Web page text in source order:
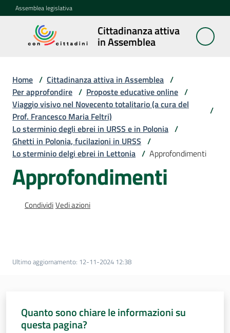
Vai al contenuto
Vai alla navigazione
Vai al footer
Assemblea legislativa
Cittadinanza attiva
in Assemblea
Cittadinanza
attiva in
Concittadini
Porte
aperte
in
Assemblea
itineranti
memoria
Seguici
Home / Cittadinanza attiva in Assemblea /
Per approfondire / Proposte educative online /
Viaggio visivo nel Novecento totalitario (a cura del
Prof. Francesco Maria Feltri)
/
Lo sterminio degli ebrei in URSS e in Polonia /
Ghetti in Polonia, fucilazioni in URSS /
Lo sterminio delgi ebrei in Lettonia / Approfondimenti
Approfondimenti
CondividiVedi azioni
Ultimo aggiornamento: 12-11-2024 12:38
Quanto sono chiare le informazioni su
questa pagina?